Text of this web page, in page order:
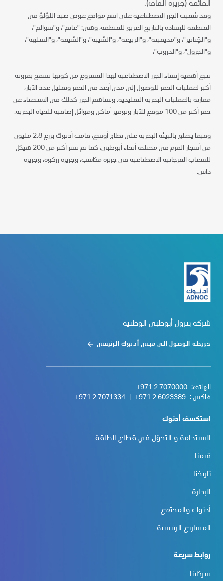
القائمة (جزيرة القاف).
وقد سُميت الجزر الاصطناعية على اسم مواقع غوص صيد اللؤلؤ في
المنطقة للإشادة بالتاريخ العريق للمنطقة، وهي: "غانم"، و"سوالم"،
و"الچَنانيز"، و"مديفينه"، و"الرييعه"، و"السّيبه"، و"السّيمه"، و"الشلهه"،
و"الجزول"، و"الدروب"،
تنبع أهمية إنشاء الجزر الاصطناعية لهذا المشروع من كونها تسمح بمرونة
أكبر لعمليات الحفر للوصول إلى مدى أبعد في الحفر وتقليل عدد الآبار،
مقارنة بالعمليات البحرية التقليدية. وتساهم الجزر كذلك في الاستغناء عن
حفر أكثر من 100 موقع للآبار وتوفير أماكن وموائل إضافية للحياة البحرية.
وفيما يتعلق بالبيئة البحرية على نطاق أوسع، قامت أدنوك بزرع 2.8 مليون
من أشجار القرم في مختلف أنحاء أبوظبي، كما تم نشر أكثر من 200 هيكلٍ
للشعاب المرجانية الاصطناعية في جزيرة مكاسب، وجزيرة زركوه، وجزيرة
داس.
شركة بترول أبوظبي الوطنية
خريطة الوصول الى مبنى أدنوك الرئيسي
الهاتف: +971 2 7070000
فاكس : +971 2 6023389
+971 2 7071334
استكشف أدنوك
الاستدامة و التحوّل في قطاع الطاقة
قيمنا
تاريخنا
الإدارة
أدنوك والمجتمع
المشاريع الرئيسية
روابط سريعة
شركائنا